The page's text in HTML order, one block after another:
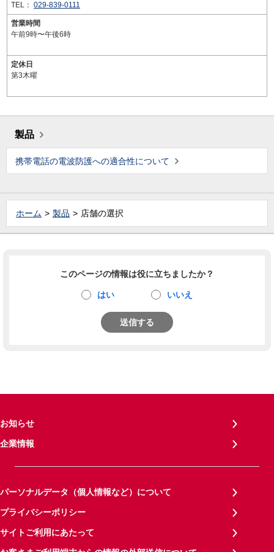
TEL： 029-839-0111
営業時間
午前9時〜午後6時
定休日
第3木曜
製品
携帯電話の電波防護への適合性について
ホーム 製品 店舗の選択
このページの情報は役に立ちましたか？
はい いいえ
送信する
お知らせ
企業情報
パーソナルデータ（個人情報など）について
プライバシーポリシー
サイトご利用にあたって